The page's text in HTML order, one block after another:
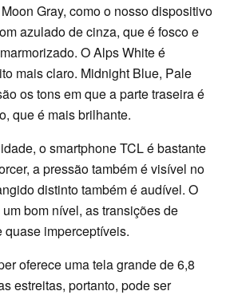
Gray, como o nosso dispositivo
azulado de cinza, que é fosco e
O Alps White é
mais claro. Midnight Blue, Pale
os tons em que a parte traseira é
que é mais brilhante.
o smartphone TCL é bastante
a pressão também é visível no
distinto também é audível. O
bom nível, as transições de
imperceptíveis.
oferece uma tela grande de 6,8
estreitas, portanto, pode ser